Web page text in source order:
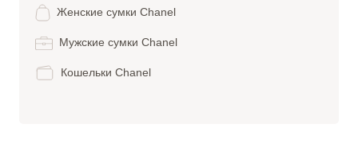
Женские сумки Chanel
Мужские сумки Chanel
Кошельки Chanel